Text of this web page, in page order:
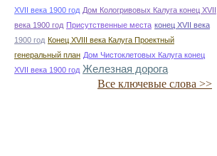
ХVII века 1900 год Дом Кологривовых Калуга конец ХVII
века 1900 год Присутственные места конец ХVII века
1900 год Конец XVIII века Калуга Проектный
генеральный план Дом Чистоклетовых Калуга конец
ХVII века 1900 год Железная дорога
Все ключевые слова >>